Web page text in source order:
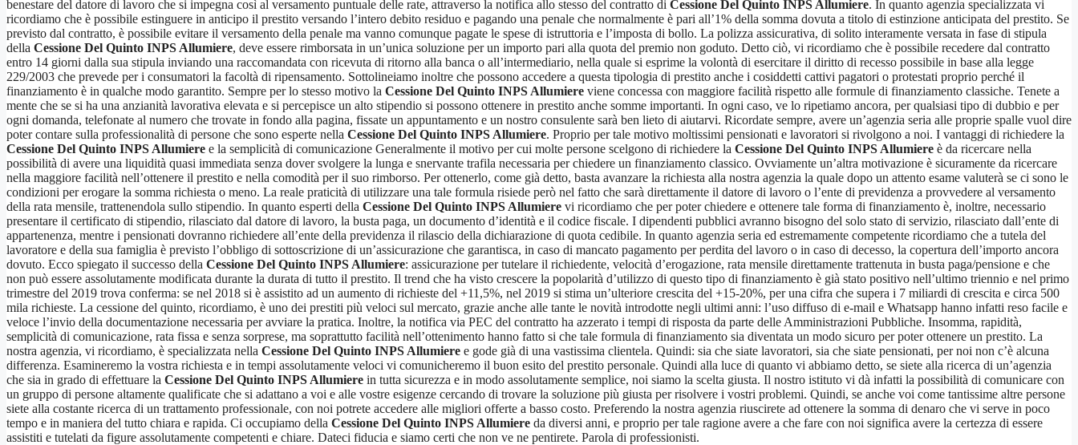
benestare del datore di lavoro che si impegna così al versamento puntuale delle rate, attraverso la notifica allo stesso del contratto di Cessione Del Quinto INPS Allumiere. In quanto agenzia specializzata vi
ricordiamo che è possibile estinguere in anticipo il prestito versando l’intero debito residuo e pagando una penale che normalmente è pari all’1% della somma dovuta a titolo di estinzione anticipata del prestito. Se
previsto dal contratto, è possibile evitare il versamento della penale ma vanno comunque pagate le spese di istruttoria e l’imposta di bollo. La polizza assicurativa, di solito interamente versata in fase di stipula
della Cessione Del Quinto INPS Allumiere, deve essere rimborsata in un’unica soluzione per un importo pari alla quota del premio non goduto. Detto ciò, vi ricordiamo che è possibile recedere dal contratto
entro 14 giorni dalla sua stipula inviando una raccomandata con ricevuta di ritorno alla banca o all’intermediario, nella quale si esprime la volontà di esercitare il diritto di recesso possibile in base alla legge
229/2003 che prevede per i consumatori la facoltà di ripensamento. Sottolineiamo inoltre che possono accedere a questa tipologia di prestito anche i cosiddetti cattivi pagatori o protestati proprio perché il
finanziamento è in qualche modo garantito. Sempre per lo stesso motivo la Cessione Del Quinto INPS Allumiere viene concessa con maggiore facilità rispetto alle formule di finanziamento classiche. Tenete a
mente che se si ha una anzianità lavorativa elevata e si percepisce un alto stipendio si possono ottenere in prestito anche somme importanti. In ogni caso, ve lo ripetiamo ancora, per qualsiasi tipo di dubbio e per
ogni domanda, telefonate al numero che trovate in fondo alla pagina, fissate un appuntamento e un nostro consulente sarà ben lieto di aiutarvi. Ricordate sempre, avere un’agenzia seria alle proprie spalle vuol dire
poter contare sulla professionalità di persone che sono esperte nella Cessione Del Quinto INPS Allumiere. Proprio per tale motivo moltissimi pensionati e lavoratori si rivolgono a noi. I vantaggi di richiedere la
Cessione Del Quinto INPS Allumiere e la semplicità di comunicazione Generalmente il motivo per cui molte persone scelgono di richiedere la Cessione Del Quinto INPS Allumiere è da ricercare nella
possibilità di avere una liquidità quasi immediata senza dover svolgere la lunga e snervante trafila necessaria per chiedere un finanziamento classico. Ovviamente un’altra motivazione è sicuramente da ricercare
nella maggiore facilità nell’ottenere il prestito e nella comodità per il suo rimborso. Per ottenerlo, come già detto, basta avanzare la richiesta alla nostra agenzia la quale dopo un attento esame valuterà se ci sono le
condizioni per erogare la somma richiesta o meno. La reale praticità di utilizzare una tale formula risiede però nel fatto che sarà direttamente il datore di lavoro o l’ente di previdenza a provvedere al versamento
della rata mensile, trattenendola sullo stipendio. In quanto esperti della Cessione Del Quinto INPS Allumiere vi ricordiamo che per poter chiedere e ottenere tale forma di finanziamento è, inoltre, necessario
presentare il certificato di stipendio, rilasciato dal datore di lavoro, la busta paga, un documento d’identità e il codice fiscale. I dipendenti pubblici avranno bisogno del solo stato di servizio, rilasciato dall’ente di
appartenenza, mentre i pensionati dovranno richiedere all’ente della previdenza il rilascio della dichiarazione di quota cedibile. In quanto agenzia seria ed estremamente competente ricordiamo che a tutela del
lavoratore e della sua famiglia è previsto l’obbligo di sottoscrizione di un’assicurazione che garantisca, in caso di mancato pagamento per perdita del lavoro o in caso di decesso, la copertura dell’importo ancora
dovuto. Ecco spiegato il successo della Cessione Del Quinto INPS Allumiere: assicurazione per tutelare il richiedente, velocità d’erogazione, rata mensile direttamente trattenuta in busta paga/pensione e che
non può essere assolutamente modificata durante la durata di tutto il prestito. Il trend che ha visto crescere la popolarità d’utilizzo di questo tipo di finanziamento è già stato positivo nell’ultimo triennio e nel primo
trimestre del 2019 trova conferma: se nel 2018 si è assistito ad un aumento di richieste del +11,5%, nel 2019 si stima un’ulteriore crescita del +15-20%, per una cifra che supera i 7 miliardi di crescita e circa 500
mila richieste. La cessione del quinto, ricordiamo, è uno dei prestiti più veloci sul mercato, grazie anche alle tante le novità introdotte negli ultimi anni: l’uso diffuso di e-mail e Whatsapp hanno infatti reso facile e
veloce l’invio della documentazione necessaria per avviare la pratica. Inoltre, la notifica via PEC del contratto ha azzerato i tempi di risposta da parte delle Amministrazioni Pubbliche. Insomma, rapidità,
semplicità di comunicazione, rata fissa e senza sorprese, ma soprattutto facilità nell’ottenimento hanno fatto si che tale formula di finanziamento sia diventata un modo sicuro per poter ottenere un prestito. La
nostra agenzia, vi ricordiamo, è specializzata nella Cessione Del Quinto INPS Allumiere e gode già di una vastissima clientela. Quindi: sia che siate lavoratori, sia che siate pensionati, per noi non c’è alcuna
differenza. Esamineremo la vostra richiesta e in tempi assolutamente veloci vi comunicheremo il buon esito del prestito personale. Quindi alla luce di quanto vi abbiamo detto, se siete alla ricerca di un’agenzia
che sia in grado di effettuare la Cessione Del Quinto INPS Allumiere in tutta sicurezza e in modo assolutamente semplice, noi siamo la scelta giusta. Il nostro istituto vi dà infatti la possibilità di comunicare con
un gruppo di persone altamente qualificate che si adattano a voi e alle vostre esigenze cercando di trovare la soluzione più giusta per risolvere i vostri problemi. Quindi, se anche voi come tantissime altre persone
siete alla costante ricerca di un trattamento professionale, con noi potrete accedere alle migliori offerte a basso costo. Preferendo la nostra agenzia riuscirete ad ottenere la somma di denaro che vi serve in poco
tempo e in maniera del tutto chiara e rapida. Ci occupiamo della Cessione Del Quinto INPS Allumiere da diversi anni, e proprio per tale ragione avere a che fare con noi significa avere la certezza di essere
assistiti e tutelati da figure assolutamente competenti e chiare. Dateci fiducia e siamo certi che non ve ne pentirete. Parola di professionisti.